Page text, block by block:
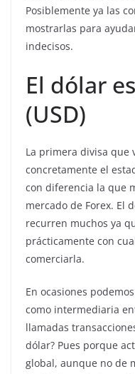
Posiblemente ya las
mostrarlas para
indecisos.
El dólar
(USD)
La primera divisa que
concretamente el
con diferencia la que
mercado de Forex. El
recurren muchos ya
prácticamente con
comerciarla.
En ocasiones
como intermediaria
llamadas
dólar? Pues porque
global, aunque no de